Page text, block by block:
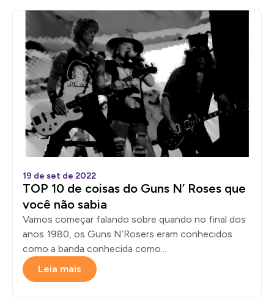
19 de set de 2022
TOP 10 de coisas do Guns N’ Roses que
você não sabia
Vamos começar falando sobre quando no final dos
anos 1980, os Guns N’Rosers eram conhecidos
como a banda conhecida como...
Leia mais